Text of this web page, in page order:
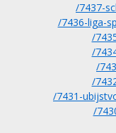
/7437-
/7436-liga-
/
/
/
/
/7431-
/